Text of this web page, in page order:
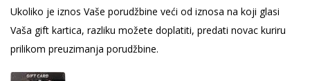
Ukoliko je iznos Vaše porudžbine veći od iznosa na koji glasi
Vaša gift kartica, razliku možete doplatiti, predati novac kuriru
prilikom preuzimanja porudžbine.